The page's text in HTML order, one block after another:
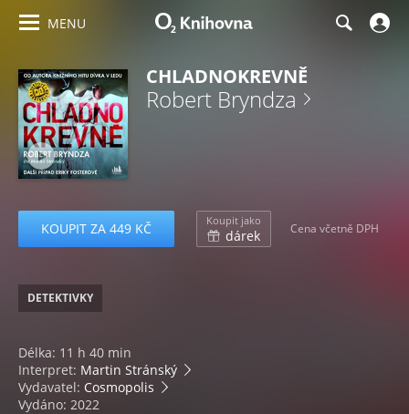
MENU
CHLADNOKREVNĚ
Robert Bryndza
KOUPIT ZA 449 KČ Koupit jako
dárek Cena včetně DPH
DETEKTIVKY
Délka: 11 h 40 min
Interpret: Martin Stránský
Vydavatel: Cosmopolis
Vydáno: 2022